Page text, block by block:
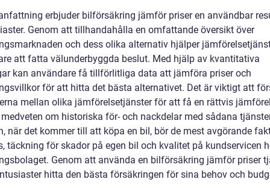
erbjuder bilförsäkring jämför priser en användbar
Genom att tillhandahålla en omfattande översikt över
och dess olika alternativ hjälper
att fatta välunderbyggda beslut. Med hjälp av kvantitativa
kan användare få tillförlitliga data att jämföra priser och
för att hitta det bästa alternativet. Det är viktigt att
mellan olika jämförelsetjänster för att få en rättvis
om historiska för- och nackdelar med sådana
när det kommer till att köpa en bil, bör de mest avgörande
täckning för skador på egen bil och kvalitet på kundservicen
Genom att använda en bilförsäkring jämför priser
hitta den bästa försäkringen för sina behov och